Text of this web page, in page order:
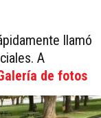
llamó
A
de fotos